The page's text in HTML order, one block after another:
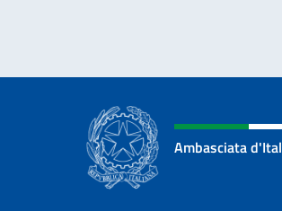
Ambasciata